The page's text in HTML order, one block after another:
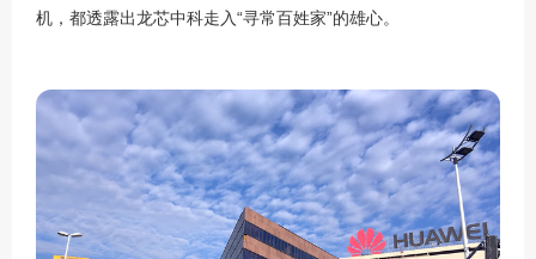
机，都透露出龙芯中科走入“寻常百姓家”的雄心。